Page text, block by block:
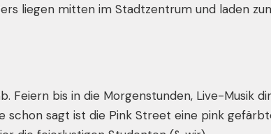
liegen mitten im Stadtzentrum und laden
Feiern bis in die Morgenstunden, Live-Musik
schon sagt ist die Pink Street eine pink